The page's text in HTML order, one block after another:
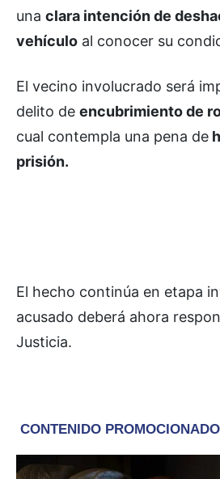
una clara intención de
vehículo al conocer su
El vecino involucrado será
delito de encubrimiento de
cual contempla una pena de
prisión.
El hecho continúa en etapa
acusado deberá ahora
Justicia.